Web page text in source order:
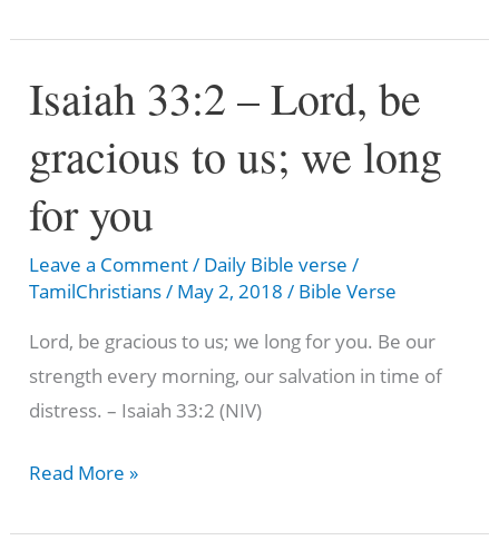
pass
through
the
waters,
I
[will
be]
with
Isaiah 33:2 – Lord, be
gracious to us; we long
for you
Leave a Comment/ Daily Bible verse /
TamilChristians/ May 2, 2018/ Bible Verse
Lord, be gracious to us; we long for you. Be our
strength every morning, our salvation in time of
distress. – Isaiah 33:2 (NIV)
Isaiah
–
Read More »